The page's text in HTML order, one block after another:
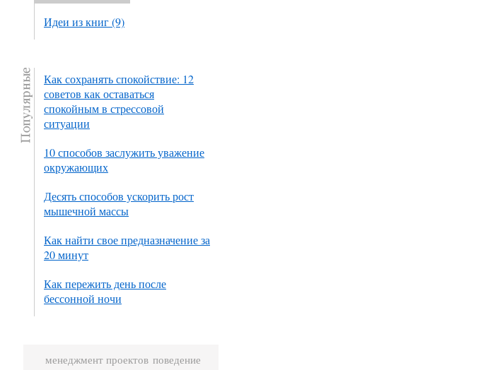
Идеи из книг (9)
Как сохранять спокойствие: 12
советов как оставаться
спокойным в стрессовой
ситуации
10 способов заслужить уважение
окружающих
Десять способов ускорить рост
мышечной массы
Как найти свое предназначение за
20 минут
Как пережить день после
бессонной ночи
менеджмент проектов поведение